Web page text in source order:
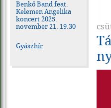
Benkő Band feat.
Kelemen Angelika
koncert 2025.
november 21. 19.30
Gyászhír